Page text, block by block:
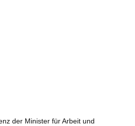
der Minister für Arbeit und